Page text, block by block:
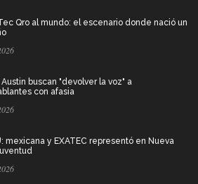
Qro al mundo: el escenario donde nació un
buscan "devolver la voz" a
con afasia
mexicana y EXATEC representó en Nueva